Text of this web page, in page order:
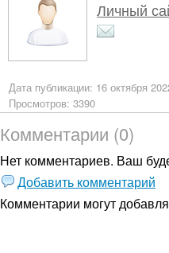
Личный
Дата публикации: 16 октября
Просмотров: 3390
Комментарии (0)
Нет комментариев. Ваш
Добавить комментарий
Комментарии могут